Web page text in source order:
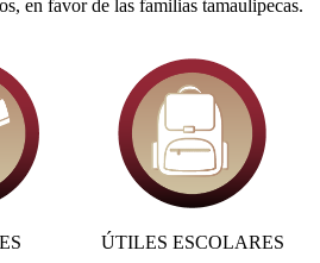
en favor de las familias tamaulipecas.
ÚTILES ESCOLARES